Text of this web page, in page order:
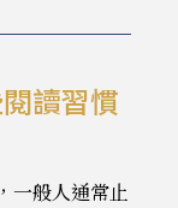
讀習慣
一般人通常止